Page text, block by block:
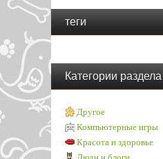
теги
Категории раздела
Другое
Компьютерные игры
Красота и здоровье